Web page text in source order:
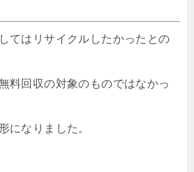
てはリサイクルしたかったとの
料回収の対象のものではなかっ
になりました。